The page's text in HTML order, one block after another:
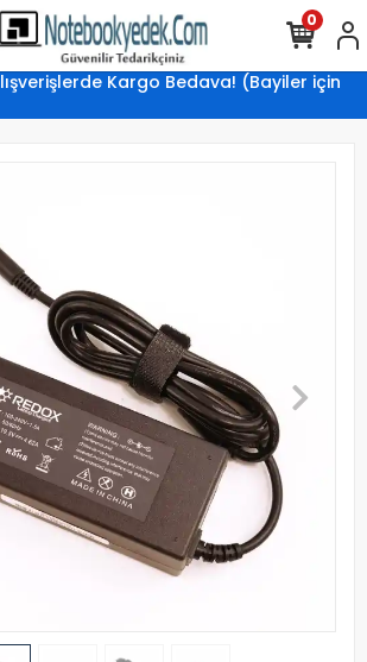
Kargo Bedava! (Bayiler için
0